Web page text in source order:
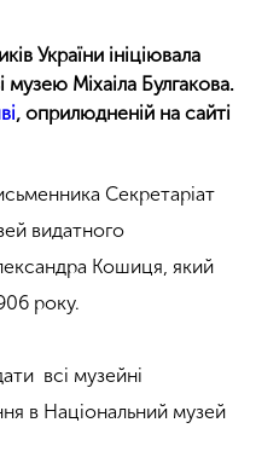
України ініціювала
Міхаіла Булгакова.
, оприлюдненій на сайті
Секретаріат
видатного
Кошиця, який
року.
всі музейні
в Національний музей